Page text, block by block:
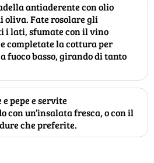
antiaderente con olio
oliva. Fate rosolare gli
i lati, sfumate con il vino
completate la cottura per
fuoco basso, girando di tanto
pepe e servite
con un’insalata fresca, o con il
che preferite.